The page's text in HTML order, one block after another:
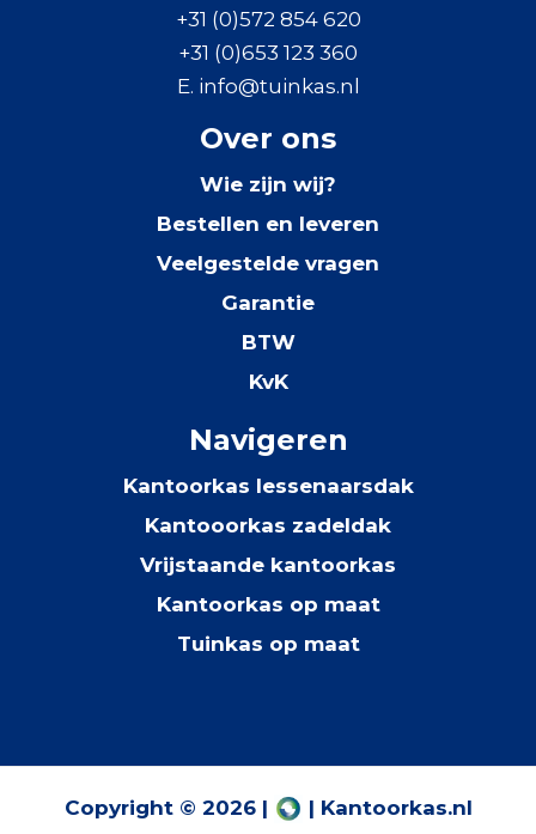
+31 (0)572 854 620
+31 (0)653 123 360
E. info@tuinkas.nl
Over ons
Wie zijn wij?
Bestellen en leveren
Veelgestelde vragen
Garantie
BTW
KvK
Navigeren
Kantoorkas lessenaarsdak
Kantooorkas zadeldak
Vrijstaande kantoorkas
Kantoorkas op maat
Tuinkas op maat
Copyright © 2026 | | Kantoorkas.nl